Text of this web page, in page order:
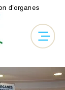
d'organes